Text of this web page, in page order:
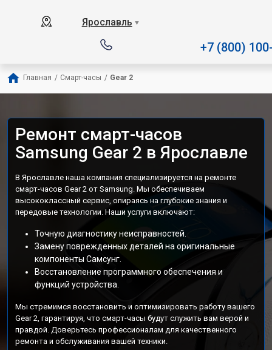
Ярославль ▼
+7 (800)
Главная / Смарт-часы / Gear 2
Ремонт смарт-часов
Samsung Gear 2 в Ярославле
В Ярославле наша компания специализируется на ремонте
смарт-часов Gear 2 от Samsung. Мы обеспечиваем
высококлассный сервис, опираясь на глубокие знания и
передовые технологии. Наши услуги включают:
Точную диагностику неисправностей.
Замену поврежденных деталей на оригинальные
компоненты Самсунг.
Восстановление программного обеспечения и
функций устройства.
Мы стремимся восстановить и оптимизировать работу вашего
Gear 2, гарантируя, что смарт-часы будут служить вам верой и
правдой. Доверьтесь профессионалам для качественного
ремонта и обслуживания вашей техники.